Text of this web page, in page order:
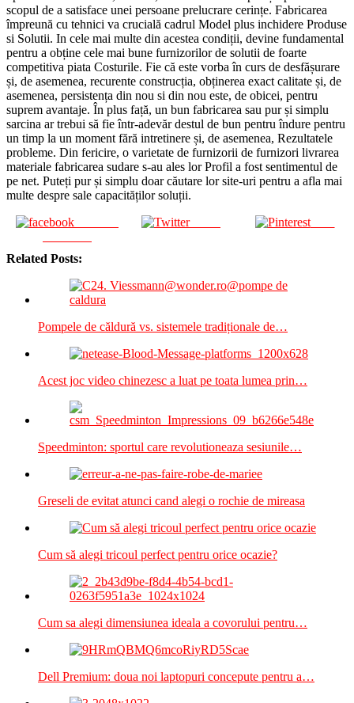
scopul de a satisface unei persoane prelucrare cerințe. Fabricarea
împreună cu tehnici va crucială cadrul Model plus inchidere Produse
si Solutii. In cele mai multe din acestea condiții, devine fundamental
pentru a obține cele mai bune furnizorilor de solutii de foarte
competitiva piata Costurile. Fie că este vorba în curs de desfășurare
și, de asemenea, recurente construcția, obținerea exact calitate și, de
asemenea, persistența din nou si din nou este, de obicei, pentru
suprem avantaje. În plus față, un bun fabricarea sau pur și simplu
sarcina ar trebui să fie într-adevăr destul de bun pentru îndure pentru
un timp la un moment fără intretinere și, de asemenea, Rezultatele
probleme. Din fericire, o varietate de furnizorii de furnizori livrarea
materiale fabricarea sudare s-au ales lor Profil a fost sentimentul de
pe net. Puteți pur și simplu doar căutare lor site-uri pentru a afla mai
multe despre sale capacităților soluții.
Tweet Save
Related Posts:
Pompele de căldură vs. sistemele tradiționale de…
Acest joc video chinezesc a luat pe toata lumea prin…
Speedminton: sportul care revolutioneaza sesiunile…
Greseli de evitat atunci cand alegi o rochie de mireasa
Cum să alegi tricoul perfect pentru orice ocazie?
Cum sa alegi dimensiunea ideala a covorului pentru…
Dell Premium: doua noi laptopuri concepute pentru a…